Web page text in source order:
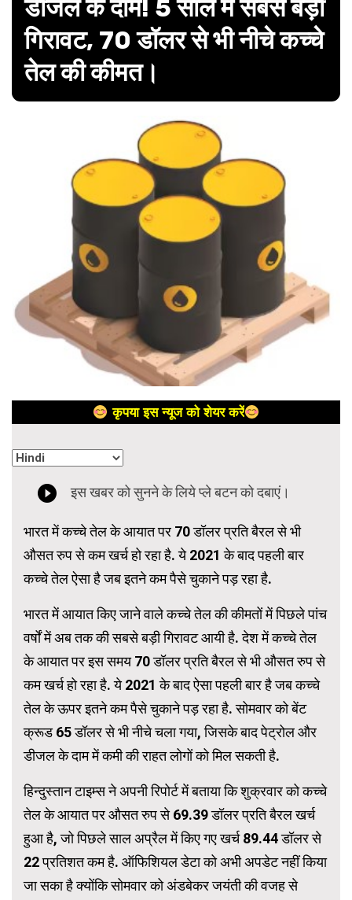
डीजल के दाम! 5 साल में सबसे बड़ी
गिरावट, 70 डॉलर से भी नीचे कच्चे
तेल की कीमत।
कृपया इस न्यूज को शेयर करें
भारत में कच्चे तेल के आयात पर 70 डॉलर प्रति बैरल से भी
औसत रुप से कम खर्च हो रहा है. ये 2021 के बाद पहली बार
कच्चे तेल ऐसा है जब इतने कम पैसे चुकाने पड़ रहा है.
भारत में आयात किए जाने वाले कच्चे तेल की कीमतों में पिछले पांच
वर्षों में अब तक की सबसे बड़ी गिरावट आयी है. देश में कच्चे तेल
के आयात पर इस समय 70 डॉलर प्रति बैरल से भी औसत रुप से
कम खर्च हो रहा है. ये 2021 के बाद ऐसा पहली बार है जब कच्चे
तेल के ऊपर इतने कम पैसे चुकाने पड़ रहा है. सोमवार को बेंट
क्रूड 65 डॉलर से भी नीचे चला गया, जिसके बाद पेट्रोल और
डीजल के दाम में कमी की राहत लोगों को मिल सकती है.
हिन्दुस्तान टाइम्स ने अपनी रिपोर्ट में बताया कि शुक्रवार को कच्चे
तेल के आयात पर औसत रुप से 69.39 डॉलर प्रति बैरल खर्च
हुआ है, जो पिछले साल अप्रैल में किए गए खर्च 89.44 डॉलर से
22 प्रतिशत कम है. ऑफिशियल डेटा को अभी अपडेट नहीं किया
जा सका है क्योंकि सोमवार को अंडबेकर जयंती की वजह से